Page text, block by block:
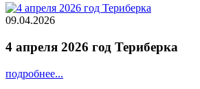
09.04.2026
4 апреля 2026 год Териберка
подробнее...